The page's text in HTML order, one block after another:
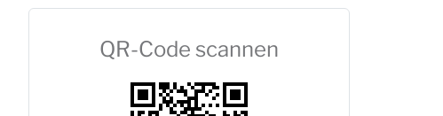
QR-Code scannen